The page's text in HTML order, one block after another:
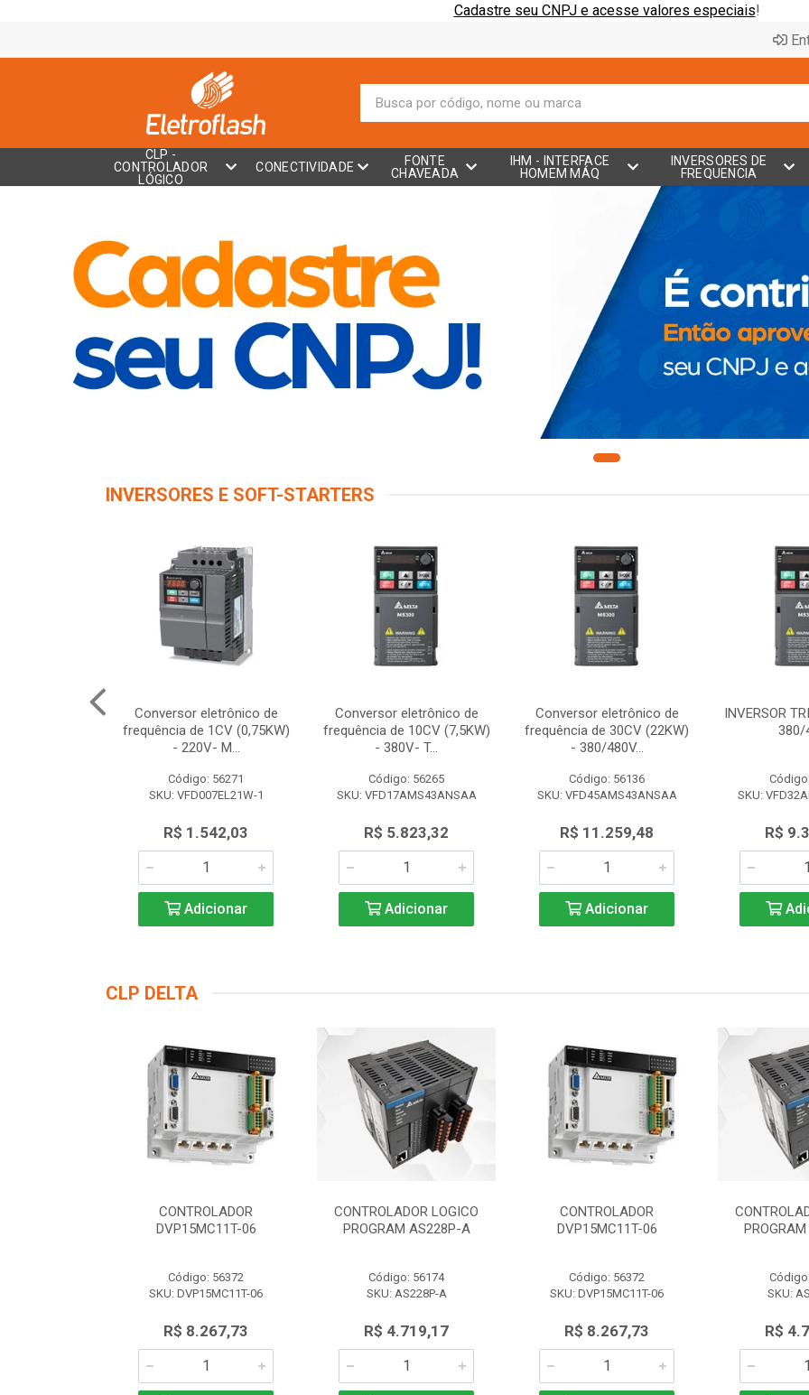
Cadastre seu CNPJ e acesse valores especiais!
CLP -
CONTROLADOR
LÓGICO
CONECTIVIDADE
FONTE
CHAVEADA
IHM - INTERFACE
HOMEM MÁQ
INVERSORES DE
FREQUENCIA
INVERSORES E SOFT-STARTERS
Conversor eletrônico de
frequência de 1CV (0,75KW)
- 220V- M...
Código: 56271
SKU: VFD007EL21W-1
R$ 1.542,03
Adicionar
Conversor eletrônico de
frequência de 10CV (7,5KW)
- 380V- T...
Código: 56265
SKU: VFD17AMS43ANSAA
R$ 5.823,32
Adicionar
Conversor eletrônico de
frequência de 30CV (22KW)
- 380/480V...
Código: 56136
SKU: VFD45AMS43ANSAA
R$ 11.259,48
Adicionar
INVERSOR
380/
SKU:
R$
CLP DELTA
CONTROLADOR
DVP15MC11T-06
Código: 56372
SKU: DVP15MC11T-06
R$ 8.267,73
CONTROLADOR LOGICO
PROGRAM AS228P-A
Código: 56174
SKU: AS228P-A
R$ 4.719,17
CONTROLADOR
DVP15MC11T-06
Código: 56372
SKU: DVP15MC11T-06
R$ 8.267,73
SKU:
R$